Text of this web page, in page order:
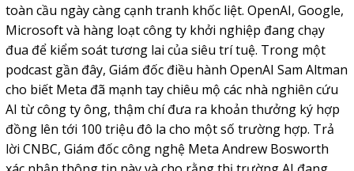
toàn cầu ngày càng cạnh tranh khốc liệt. OpenAI, Google,
Microsoft và hàng loạt công ty khởi nghiệp đang chạy
đua để kiểm soát tương lai của siêu trí tuệ. Trong một
podcast gần đây, Giám đốc điều hành OpenAI Sam Altman
cho biết Meta đã mạnh tay chiêu mộ các nhà nghiên cứu
AI từ công ty ông, thậm chí đưa ra khoản thưởng ký hợp
đồng lên tới 100 triệu đô la cho một số trường hợp. Trả
lời CNBC, Giám đốc công nghệ Meta Andrew Bosworth